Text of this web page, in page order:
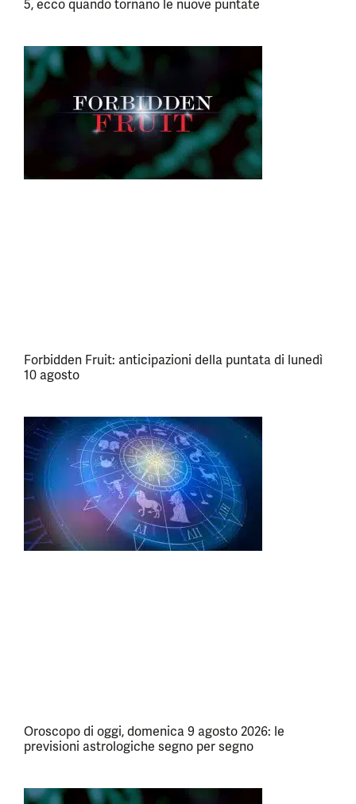
5, ecco quando tornano le nuove puntate
Forbidden Fruit: anticipazioni della puntata di lunedì
10 agosto
Oroscopo di oggi, domenica 9 agosto 2026: le
previsioni astrologiche segno per segno